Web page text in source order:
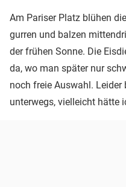
Am Pariser Platz blühen
gurren und balzen
der frühen Sonne. Die
da, wo man später nur
noch freie Auswahl.
unterwegs, vielleicht hätte